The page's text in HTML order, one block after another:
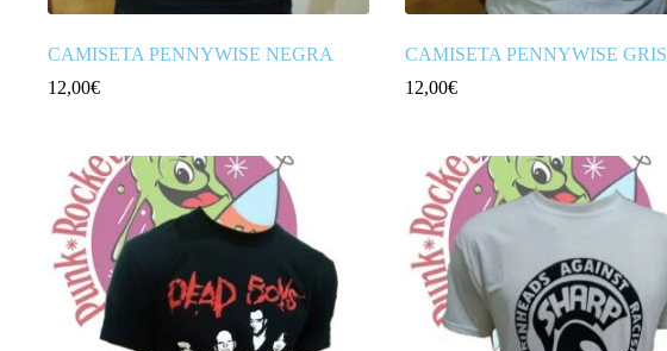
CAMISETA PENNYWISE NEGRA
12,00€
CAMISETA PENNYWISE GRIS
12,00€